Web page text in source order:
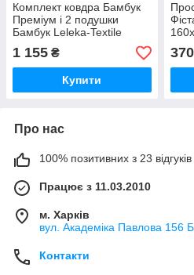
Комплект ковдра Бамбук
Преміум і 2 подушки
Бамбук Leleka-Textile
140х205+50х70 М27
(492/1240)
1 155 ₴
Купити
370
Про нас
100% позитивних з 23 відгуків
Працює з 11.03.2010
м. Харків
вул. Академіка Павлова 156
Контакти